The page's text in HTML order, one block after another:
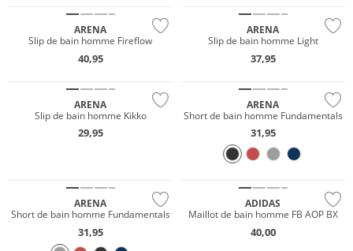
ARENA
Slip de bain homme Fireflow
40,95
ARENA
Slip de bain homme Light
37,95
ARENA
Slip de bain homme Kikko
29,95
ARENA
Short de bain homme Fundamentals
31,95
ARENA
Short de bain homme Fundamentals
31,95
ADIDAS
Maillot de bain homme FB AOP BX
40,00
Prix & Valeur